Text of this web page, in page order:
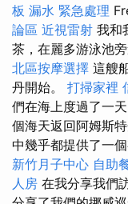
板 漏水 緊急處理
論區 近視雷射 我和
茶，在麗多游泳池
北區按摩選擇 這艘
丹開始。 打掃家裡
們在海上度過了一
個海天返回阿姆斯
中幾乎都提供了一
新竹月子中心 自助
人房 在我分享我們